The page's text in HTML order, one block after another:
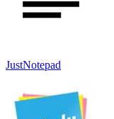
JustNotepad